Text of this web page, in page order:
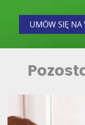
UMÓW SIĘ NA